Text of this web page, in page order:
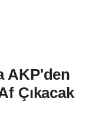
AKP'den
Çıkacak